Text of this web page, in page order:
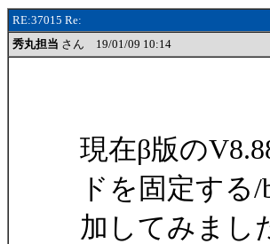
RE:37015 Re:
秀丸担当 さん 19/01/09 10:14
現在β版の
ドを固定する/
加してみまし